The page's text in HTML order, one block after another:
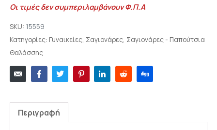
Οι τιμές δεν συμπεριλαμβάνουν Φ.Π.Α
SKU: 15559
Κατηγορίες: Γυναικείες, Σαγιονάρες, Σαγιονάρες - Παπούτσια
Θαλάσσης
Περιγραφή